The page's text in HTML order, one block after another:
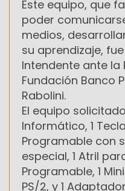
Este equipo, que
poder
medios,
su aprendizaje,
Intendente ante la
Fundación Banco
Rabolini.
El equipo
Informático, 1
Programable con
especial, 1 Atril
Programable, 1
PS/2, y 1